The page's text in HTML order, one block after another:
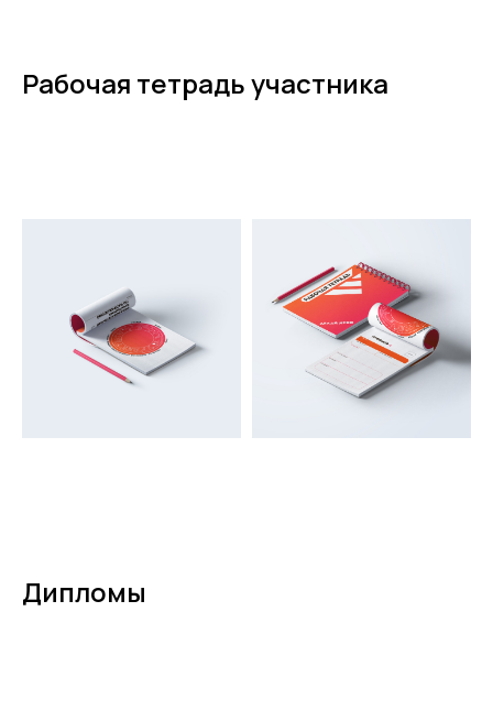
Рабочая тетрадь участника
Дипломы